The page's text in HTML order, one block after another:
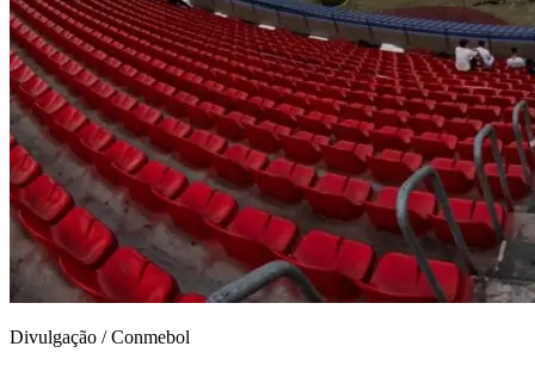
Divulgação / Conmebol